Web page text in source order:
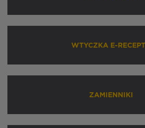
WTYCZKA E-
ZAMIENNIKI